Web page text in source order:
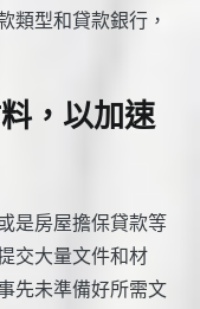
類型和貸款銀行，
，以加速
是房屋擔保貸款等
交大量文件和材
先未準備好所需文